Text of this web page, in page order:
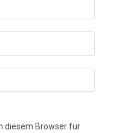
diesem Browser für